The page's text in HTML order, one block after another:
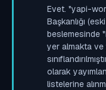
Evet. "yapi-
Başkanlığı
beslemesinde
yer almakta
olarak
listelerine